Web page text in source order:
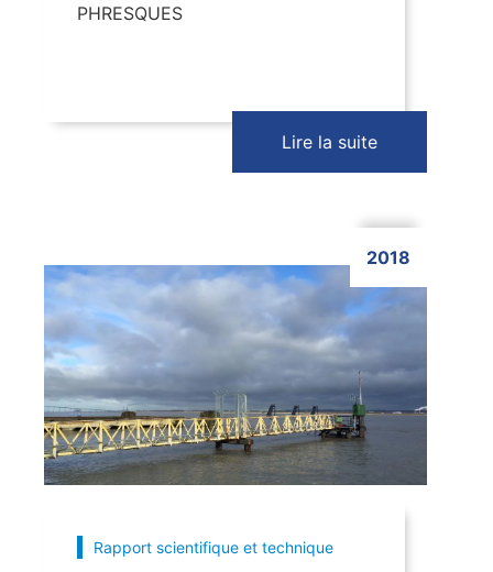
PHRESQUES
Lire la suite
2018
Cliquer ici
Rapport scientifique et technique